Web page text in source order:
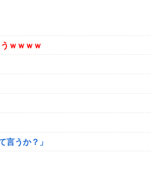
ｗｗｗｗ
言うか？」